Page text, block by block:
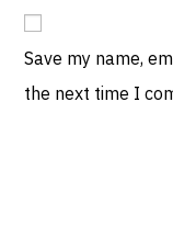
Save my name,
the next time I